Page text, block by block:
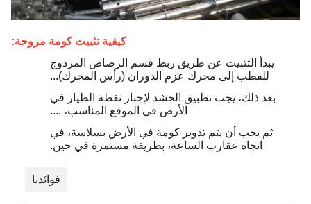
كيفية تثبيت كومة مروحة:
يبدأ التثبيت عن طريق ربط قسم الرصاص المزدوج
للقطب إلى محرك عزم الدوران (رأس المحرك)...
بعد ذلك، يجب تطبيق الحشد لإجبار نقطة الطيار في
الأرض في الموقع المناسب، ....
ثم يجب أن يتم تدوير كومة في الأرض بسلاسة، في
اتجاه عقارب الساعة، بطريقة مستمرة في حين.
فوائدنا